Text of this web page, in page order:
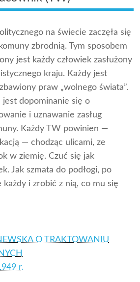
na świecie zaczęła się
zbrodnią. Tym sposobem
jest każdy człowiek zasłużony
kraju. Każdy jest
praw „wolnego świata”.
jest dopominanie się o
i uznawanie zasług
Każdy TW powinien —
— chodząc ulicami, ze
w ziemię. Czuć się jak
Jak szmata do podłogi, po
każdy i zrobić z nią, co mu się
O TRAKTOWANIU
r.